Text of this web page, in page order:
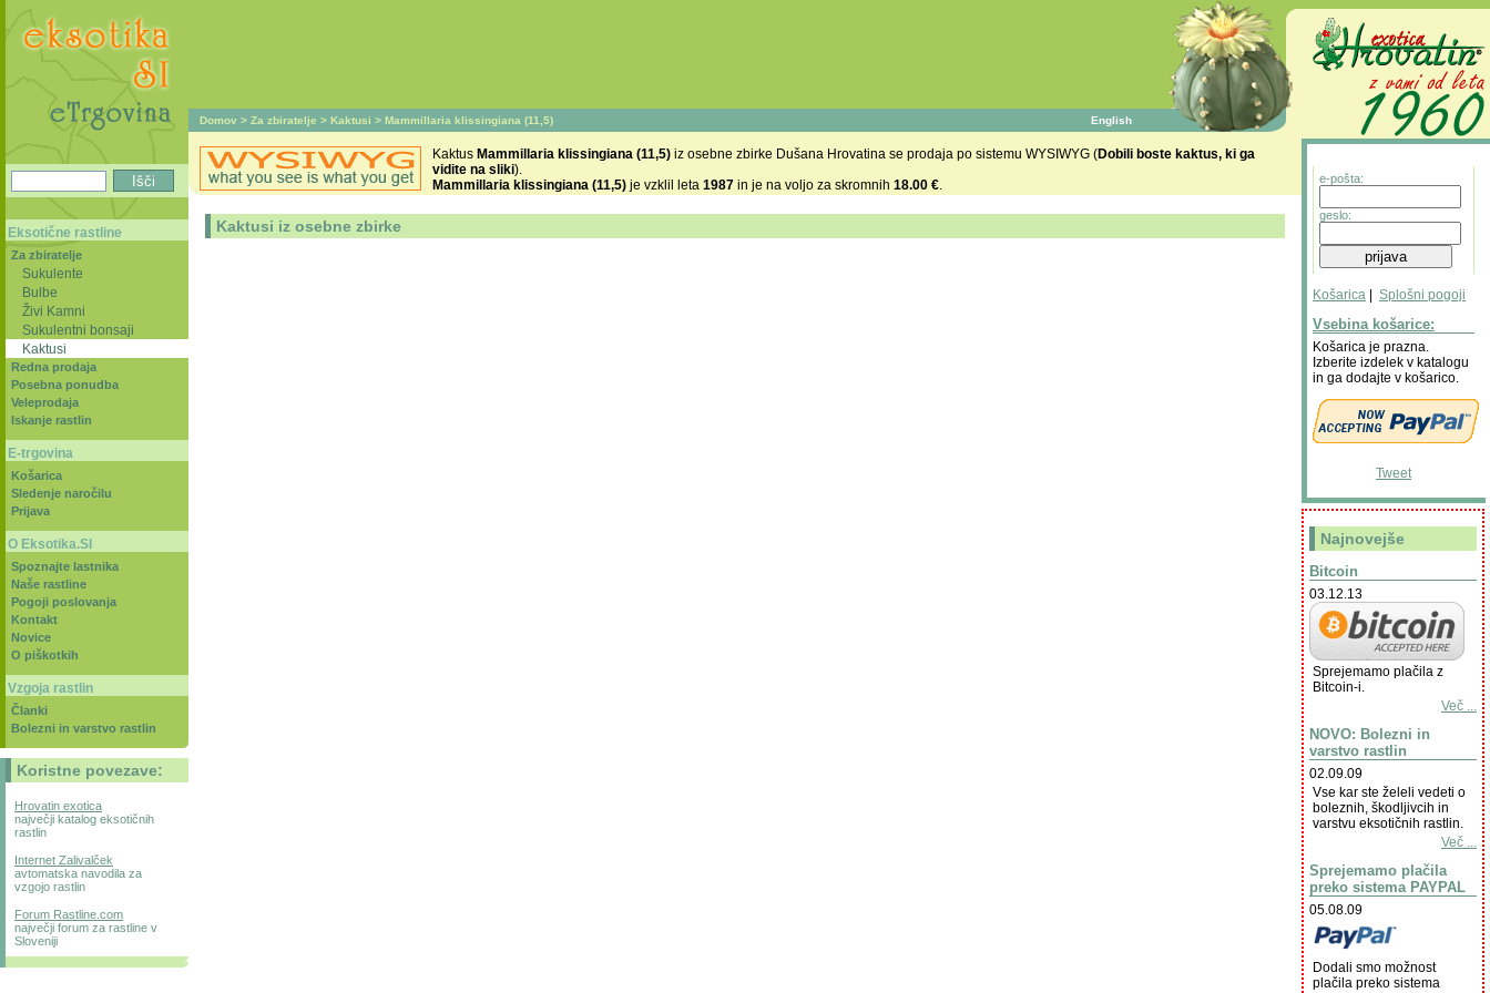
Domov > Za zbiratelje > Kaktusi > Mammillaria klissingiana (11,5) English
Kaktus Mammillaria klissingiana (11,5) iz osebne zbirke Dušana Hrovatina se prodaja po sistemu WYSIWYG (Dobili boste kaktus, ki ga
vidite na sliki).
Mammillaria klissingiana (11,5) je vzklil leta 1987 in je na voljo za skromnih 18.00 €.
Kaktusi iz osebne zbirke
e-pošta:
geslo:
Košarica Splošni pogoji
Vsebina košarice:
Košarica je prazna.
Izberite izdelek v katalogu
in ga dodajte v košarico.
Tweet
Najnovejše
Bitcoin
03.12.13
Sprejemamo plačila z
Bitcoin-i.
Več ...
NOVO: Bolezni in
varstvo rastlin
02.09.09
Vse kar ste želeli vedeti o
boleznih, škodljivcih in
varstvu eksotičnih rastlin.
Več ...
Sprejemamo plačila
preko sistema PAYPAL
05.08.09
Dodali smo možnost
plačila preko sistema
Eksotične rastline
Za zbiratelje
Sukulente
Bulbe
Živi Kamni
Sukulentni bonsaji
Kaktusi
Redna prodaja
Posebna ponudba
Veleprodaja
Iskanje rastlin
E-trgovina
Košarica
Sledenje naročilu
Prijava
O Eksotika.SI
Spoznajte lastnika
Naše rastline
Pogoji poslovanja
Kontakt
Novice
O piškotkih
Vzgoja rastlin
Članki
Bolezni in varstvo rastlin
Koristne povezave:
Hrovatin exotica
največji katalog eksotičnih
rastlin
Internet Zalivalček
avtomatska navodila za
vzgojo rastlin
Forum Rastline.com
največji forum za rastline v
Sloveniji